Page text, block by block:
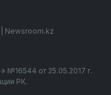
Newsroom.kz
№16544 от 25.05.2017 г.
РК.